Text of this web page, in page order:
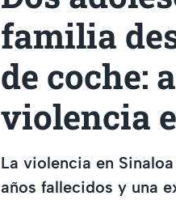
familia
de coche:
violencia
La violencia en
años fallecidos y una